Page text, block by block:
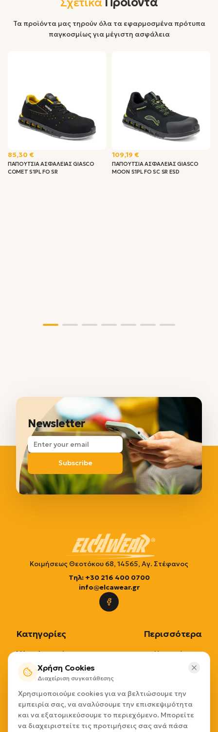
Τα προϊόντα μας τηρούν όλα τα εφαρμοσμένα πρότυπα
παγκοσμίως για μέγιστη ασφάλεια
85,30 €
ΠΑΠΟΥΤΣΙΑ ΑΣΦΑΛΕΙΑΣ GIASCO
COMET S1PL FO SR
109,19 €
ΠΑΠΟΥΤΣΙΑ ΑΣΦΑΛΕΙΑΣ GIASCO
MOON S1PL FO SC SR ESD
Newsletter
Subscribe
Κοιμήσεως Θεοτόκου 68, 14565, Αγ. Στέφανος
Τηλ: +30 216 400 0700
info@elcawear.gr
Κατηγορίες
Μέσα Ατομικής
Προστασίας
Μέσα Διαχείρισης
Προϊόντων
Εξοπλισμοί
Καθαριότητας
Περισσότερα
Η εταιρία μας
Επικοινωνία
Τρόποι Πληρωμής
Τρόποι Αποστολής
Επιστροφές
Χρήση Cookies
Διαχείριση συγκατάθεσης
Χρησιμοποιούμε cookies για να βελτιώσουμε την
εμπειρία σας, να αναλύσουμε την επισκεψιμότητα
και να εξατομικεύσουμε το περιεχόμενο. Μπορείτε
να διαχειριστείτε τις προτιμήσεις σας ανά πάσα